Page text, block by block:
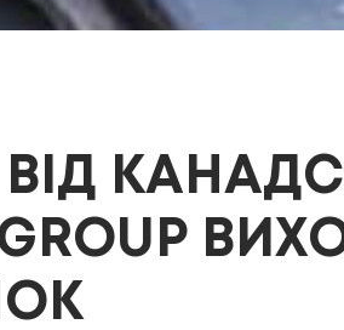
GROUP